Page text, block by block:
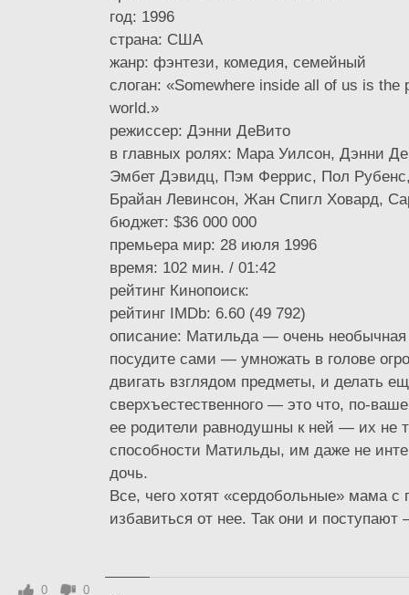
год: 1996
страна: США
жанр: фэнтези, комедия, семейный
слоган: «Somewhere inside all of us is the
world.»
режиссер: Дэнни ДеВито
в главных ролях: Мара Уилсон, Дэнни
Эмбет Дэвидц, Пэм Феррис, Пол
Брайан Левинсон, Жан Спигл Ховард,
бюджет: $36 000 000
премьера мир: 28 июля 1996
время: 102 мин. / 01:42
рейтинг Кинопоиск:
рейтинг IMDb: 6.60 (49 792)
описание: Матильда — очень необычная
посудите сами — умножать в голове
двигать взглядом предметы, и делать
сверхъестественного — это что, по-
ее родители равнодушны к ней — их не
способности Матильды, им даже не
дочь.
Все, чего хотят «сердобольные» мама
избавиться от нее. Так они и
0 0